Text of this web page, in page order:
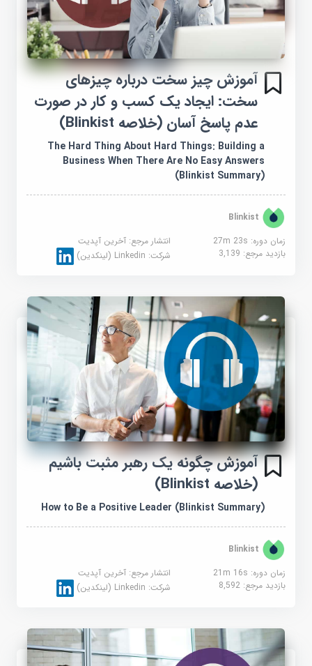
آموزش چیز سخت درباره چیزهای
سخت: ایجاد یک کسب و کار در صورت
عدم پاسخ آسان (خلاصه Blinkist)
The Hard Thing About Hard Things: Building a
Business When There Are No Easy Answers
(Blinkist Summary)
Blinkist
زمان دوره: 27m 23s
انتشار مرجع:آخرین آپدیت
بازدید مرجع:3,139 شرکت:Linkedin (لینکدین)
آموزش چگونه یک رهبر مثبت باشیم
(خلاصه Blinkist)
How to Be a Positive Leader (Blinkist Summary)
Blinkist
زمان دوره: 21m 16s
انتشار مرجع:آخرین آپدیت
بازدید مرجع:8,592 شرکت:Linkedin (لینکدین)